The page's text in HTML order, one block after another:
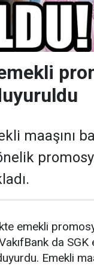
maaşını
emekli
da
Emekli